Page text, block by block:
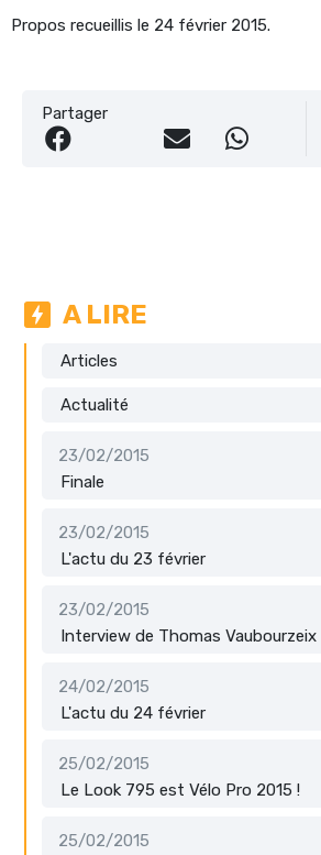
Propos recueillis le 24 février 2015.
Partager
A LIRE
Articles
Actualité
23/02/2015
Finale
23/02/2015
L'actu du 23 février
23/02/2015
Interview de Thomas Vaubourzeix
24/02/2015
L'actu du 24 février
25/02/2015
Le Look 795 est Vélo Pro 2015 !
25/02/2015